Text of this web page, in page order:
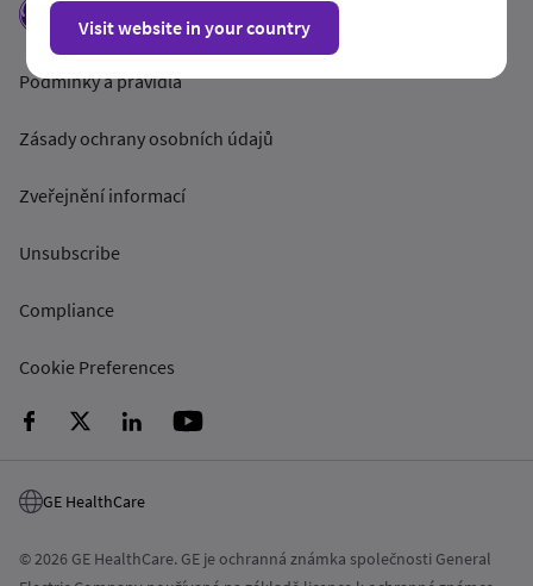
Podmínky a pravidla
Zásady ochrany osobních údajů
Zveřejnění informací
Unsubscribe
Compliance
Cookie Preferences
GE HealthCare
© 2026 GE HealthCare. GE je ochranná známka společnosti General
Visit website in your country